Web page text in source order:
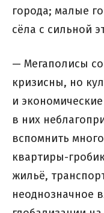
города; малые
сёла с сильной
— Мегаполисы
кризисны, но
и
в них
вспомнить
квартиры-
жильё,
неоднозначное